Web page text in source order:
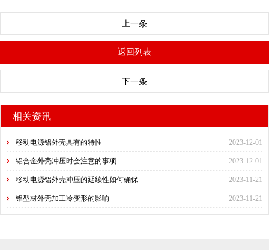
上一条
返回列表
下一条
相关资讯
2023-12-01
移动电源铝外壳具有的特性
2023-12-01
铝合金外壳冲压时会注意的事项
2023-11-21
移动电源铝外壳冲压的延续性如何确保
2023-11-21
铝型材外壳加工冷变形的影响